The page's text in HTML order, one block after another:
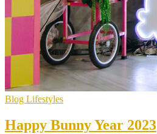
Blog Lifestyles
Happy Bunny Year 2023